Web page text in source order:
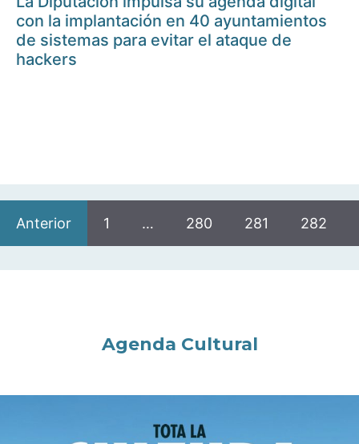
con la implantación en 40 ayuntamientos
de sistemas para evitar el ataque de
hackers
Anterior 1 … 280 281 282
Agenda Cultural